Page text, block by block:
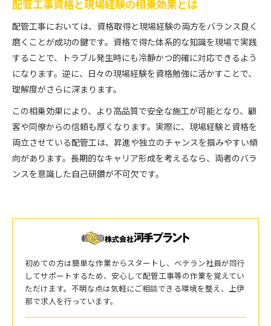
配管工事資格と現場経験の相乗効果とは
配管工事においては、資格取得と現場経験の両方をバランス良く
磨くことが成功の鍵です。資格で得た体系的な知識を現場で実践
することで、トラブル発生時にも冷静かつ的確に対応できるよう
になります。逆に、日々の現場経験を資格勉強に活かすことで、
理解度がさらに深まります。
この相乗効果により、より高品質で安全な施工が可能となり、顧
客や同僚からの信頼も厚くなります。実際に、現場経験と資格を
両立させている配管工は、昇進や独立のチャンスを掴みやすい傾
向があります。長期的なキャリア形成を考えるなら、両者のバラ
ンスを意識した自己研鑽が不可欠です。
初めての方は簡単な作業からスタートし、ベテラン社員が同行
してサポートするため、安心して配管工事等の作業を覚えてい
ただけます。不明な点は気軽にご相談できる環境を整え、上伊
那で求人を行っています。